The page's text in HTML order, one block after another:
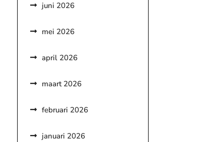
juni 2026
mei 2026
april 2026
maart 2026
februari 2026
januari 2026